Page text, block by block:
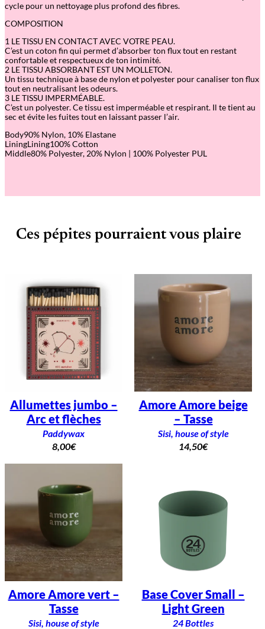
cycle pour un nettoyage plus profond des fibres.
COMPOSITION
1 LE TISSU EN CONTACT AVEC VOTRE PEAU.
C’est un coton fin qui permet d’absorber ton flux tout en restant
confortable et respectueux de ton intimité.
2 LE TISSU ABSORBANT EST UN MOLLETON.
Un tissu technique à base de nylon et polyester pour canaliser ton flux
tout en neutralisant les odeurs.
3 LE TISSU IMPERMÉABLE.
C’est un polyester. Ce tissu est imperméable et respirant. Il te tient au
sec et évite les fuites tout en laissant passer l’air.
Body90% Nylon, 10% Elastane
LiningLining100% Cotton
Middle80% Polyester, 20% Nylon | 100% Polyester PUL
Ces pépites pourraient vous plaire
Allumettes jumbo –
Arc et flèches
Paddywax
8,00€
Amore Amore beige
– Tasse
Sisi, house of style
14,50€
Amore Amore vert –
Tasse
Sisi, house of style
Base Cover Small –
Light Green
24 Bottles